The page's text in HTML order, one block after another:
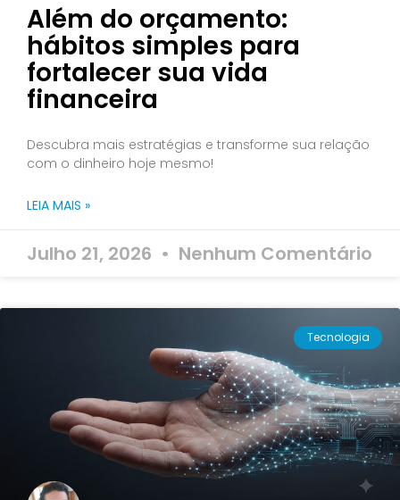
Além do orçamento:
hábitos simples para
fortalecer sua vida
financeira
Descubra mais estratégias e transforme sua relação
com o dinheiro hoje mesmo!
LEIA MAIS »
Julho 21, 2026 Nenhum Comentário
Tecnologia